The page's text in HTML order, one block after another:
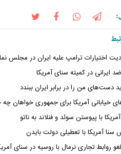
اختیارات ترامپ علیه ایران در مجلس
در کمیته سنای آمریکا
دست‌های من را در برابر ایران ببندد
خیابانی آمریکا برای جمهوری خواهان چه
با پیوستن سوئد و فنلاند به ناتو
آمریکا با تعطیلی دولت بایدن
روابط تجاری نرمال با روسیه در سنای